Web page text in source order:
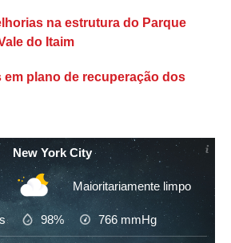
na estrutura do Parque
do Itaim
em plano de recuperação dos
New York City
Maioritariamente limpo
98% 766 mmHg